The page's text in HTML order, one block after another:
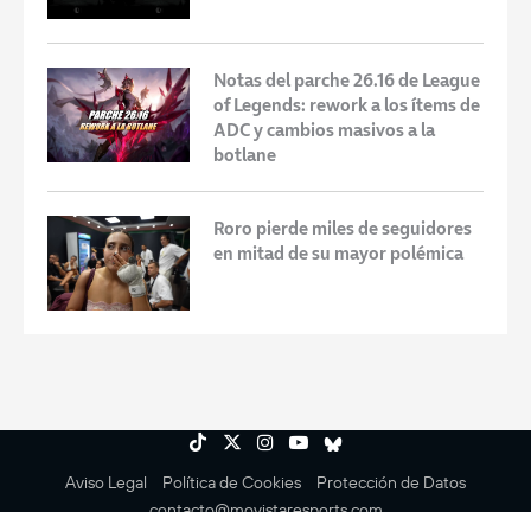
Notas del parche 26.16 de League
of Legends: rework a los ítems de
ADC y cambios masivos a la
botlane
Roro pierde miles de seguidores
en mitad de su mayor polémica
Aviso Legal Política de Cookies
Protección de Datos